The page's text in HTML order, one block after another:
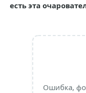
есть эта
Ошибка,